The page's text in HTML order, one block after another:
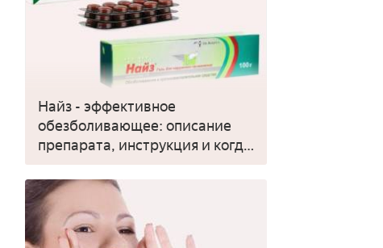
Найз - эффективное
обезболивающее: описание
препарата, инструкция и когда
применять